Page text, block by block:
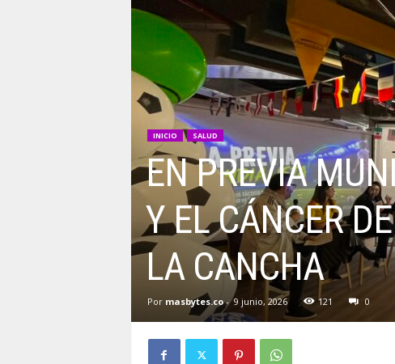
INICIO SALUD
EN PREVIA
Y EL CÁNCER
LA CANCHA
Por masbytes.co- 9 junio, 2026 121 0